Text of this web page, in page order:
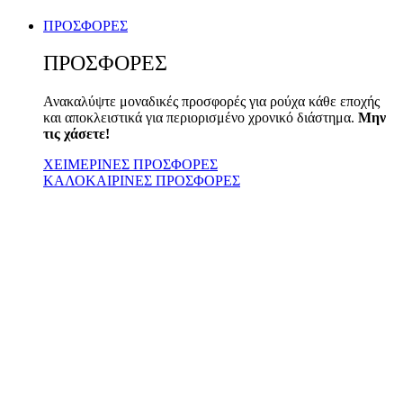
ΠΡΟΣΦΟΡΕΣ
ΠΡΟΣΦΟΡΕΣ
Ανακαλύψτε μοναδικές προσφορές για ρούχα κάθε εποχής
και αποκλειστικά για περιορισμένο χρονικό διάστημα. Μην
τις χάσετε!
ΧΕΙΜΕΡΙΝΕΣ ΠΡΟΣΦΟΡΕΣ
ΚΑΛΟΚΑΙΡΙΝΕΣ ΠΡΟΣΦΟΡΕΣ